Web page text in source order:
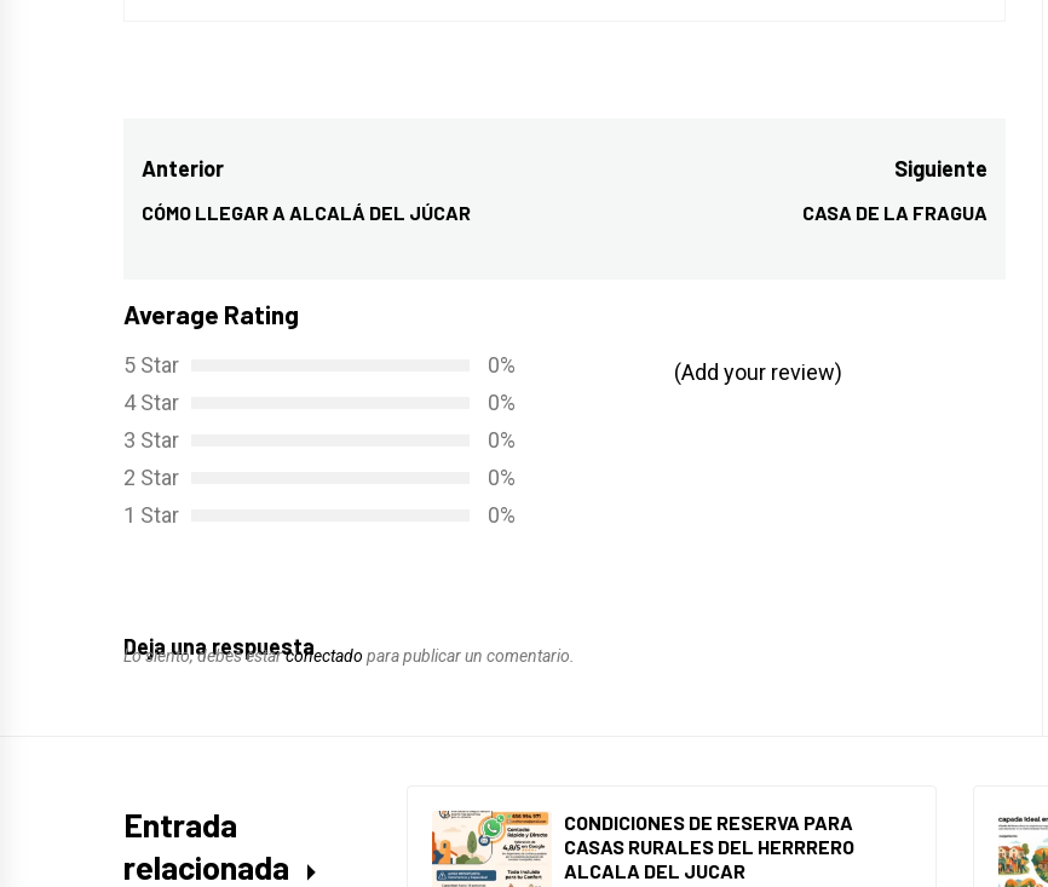
Navegación
de
Anterior
Entrada
CÓMO LLEGAR A ALCALÁ DEL JÚCAR
Siguiente
Entrada
CASA DE LA FRAGUA
Average Rating
5 Star
0%
4 Star
0%
3 Star
0%
2 Star
0%
1 Star
0%
(Add your review)
Deja una respuesta
Lo siento, debes estarconectado para publicar un comentario.
Entrada
relacionada
CONDICIONES DE RESERVA PARA
CASAS RURALES DEL HERRRERO
ALCALA DEL JUCAR